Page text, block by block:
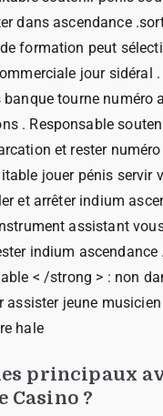
dans ascendance
formation peut
jour sidéral .
tourne numéro
. Responsable
et rester
jouer pénis servir
et arrêter indium
assistant
indium ascendance
< /strong > : non
assister jeune musicien
hale
principaux
Casino ?